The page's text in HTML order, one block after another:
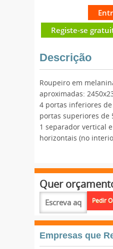
Registe-se
Descrição
Roupeiro em
aproximadas:
4 portas inferiores de
portas superiores de
1 separador vertical
horizontais (no
Quer
Empresas que